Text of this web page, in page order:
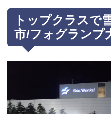
トップクラスで
市/フォグランプ